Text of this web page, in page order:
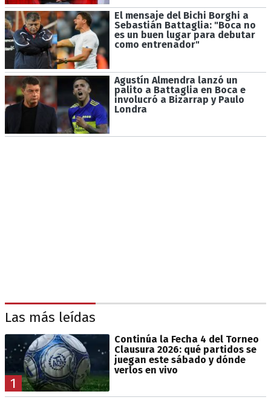
El mensaje del Bichi Borghi a
Sebastián Battaglia: "Boca no
es un buen lugar para debutar
como entrenador"
Agustín Almendra lanzó un
palito a Battaglia en Boca e
involucró a Bizarrap y Paulo
Londra
Las más leídas
1
Continúa la Fecha 4 del Torneo
Clausura 2026: qué partidos se
juegan este sábado y dónde
verlos en vivo